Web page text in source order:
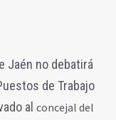
Jaén no debatirá
de Trabajo
al concejal del